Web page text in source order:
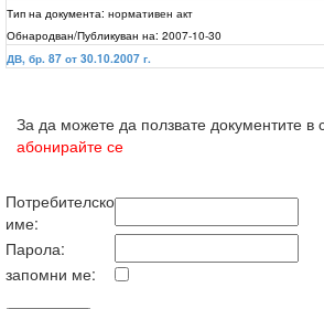
Тип на документа: нормативен акт
Обнародван/Публикуван на: 2007-10-30
ДВ, бр. 87 от 30.10.2007 г.
За да можете да ползвате документите в
абонирайте се
Потребителско
име:
Парола:
запомни ме: